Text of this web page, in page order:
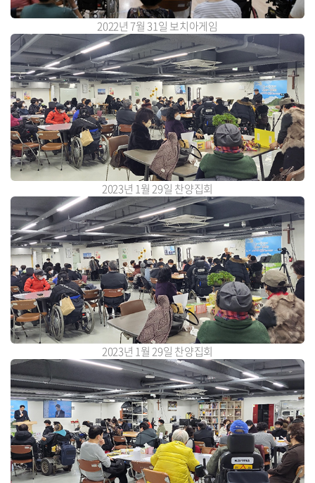
2022년 7월 31일 보치아게임
2023년 1월 29일 찬양집회
2023년 1월 29일 찬양집회